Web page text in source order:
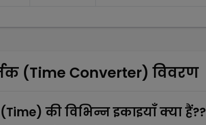
(Time Converter) विवरण
की विभिन्न इकाइयाँ क्या हैं??